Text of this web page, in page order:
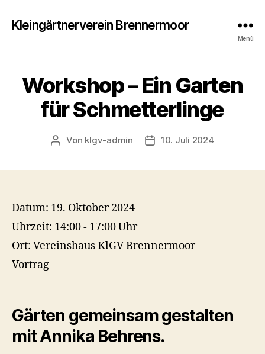
Kleingärtnerverein Brennermoor
Menü
Workshop – Ein Garten
für Schmetterlinge
Beitragsautor
Von klgv-admin Veröffentlichungsdatum
10. Juli 2024
Datum: 19. Oktober 2024
Uhrzeit: 14:00 - 17:00 Uhr
Ort: Vereinshaus KlGV Brennermoor
Vortrag
Gärten gemeinsam gestalten
mit Annika Behrens.